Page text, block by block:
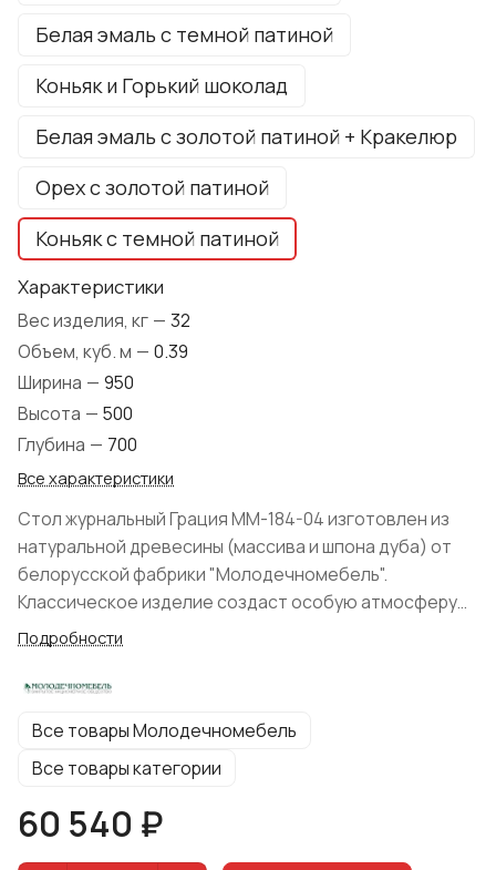
Белая эмаль с темной патиной
Коньяк и Горький шоколад
Белая эмаль с золотой патиной + Кракелюр
Орех с золотой патиной
Коньяк с темной патиной
Характеристики
Вес изделия, кг — 32
Объем, куб. м — 0.39
Ширина — 950
Высота — 500
Глубина — 700
Все характеристики
Стол журнальный Грация ММ-184-04 изготовлен из
натуральной древесины (массива и шпона дуба) от
белорусской фабрики "Молодечномебель".
Классическое изделие создаст особую атмосферу
роскоши, а утонченности придают изящные ножки.
экологически чистые лаки без вредных примесей и
размеры для повседневной эксплуатации и
прекрасно подойдет для обустройства интерьера
Подробности
Все товары Молодечномебель
Все товары категории
60 540 ₽